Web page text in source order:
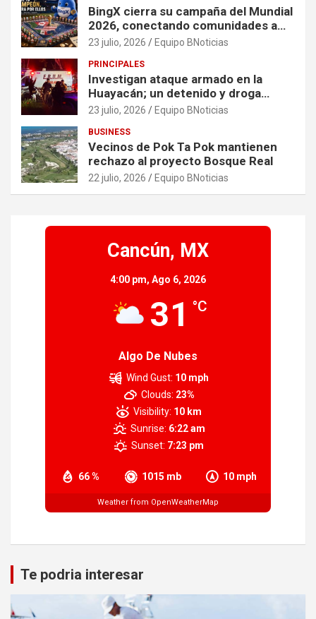
BingX cierra su campaña del Mundial
2026, conectando comunidades a
través de experiencias exclusivas
23 julio, 2026 Equipo BNoticias
PRINCIPALES
Investigan ataque armado en la
Huayacán; un detenido y droga
asegurada tras persecución
23 julio, 2026 Equipo BNoticias
BUSINESS
Vecinos de Pok Ta Pok mantienen
rechazo al proyecto Bosque Real
22 julio, 2026 Equipo BNoticias
Cancún, MX
4:00 pm, Ago 6, 2026
31 °C
Algo De Nubes
66 % 1015 mb 10 mph
Wind Gust: 10 mph
Clouds: 23%
Visibility: 10 km
Sunrise: 6:22 am
Sunset: 7:23 pm
Weather from OpenWeatherMap
Te podria interesar